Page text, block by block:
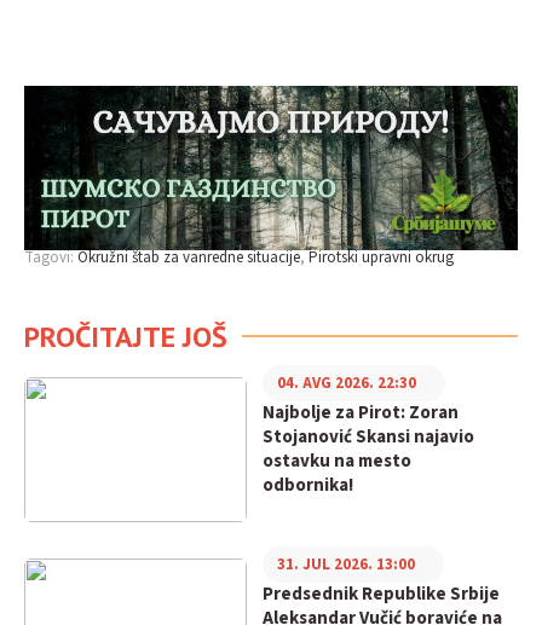
Tagovi:Okružni štab za vanredne situacije Pirotski upravni okrug
PROČITAJTE JOŠ
Najbolje za Pirot: Zoran
Stojanović Skansi najavio
ostavku na mesto
odbornika!
04. AVG 2026. 22:30
Predsednik Republike Srbije
Aleksandar Vučić boraviće na
31. JUL 2026. 13:00